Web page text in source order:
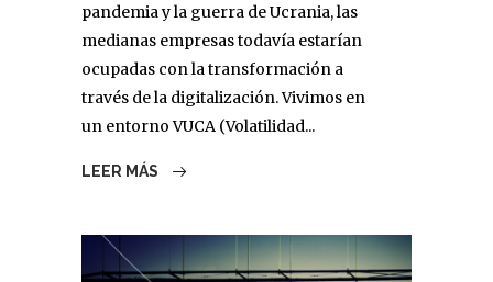
pandemia y la guerra de Ucrania, las
medianas empresas todavía estarían
ocupadas con la transformación a
través de la digitalización. Vivimos en
un entorno VUCA (Volatilidad...
LEER MÁS